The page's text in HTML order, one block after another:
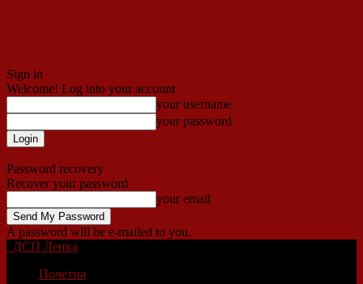
Sign in
Welcome! Log into your account
your username
your password
Password recovery
Recover your password
your email
A password will be e-mailed to you.
ДСП Ленка
Почетна